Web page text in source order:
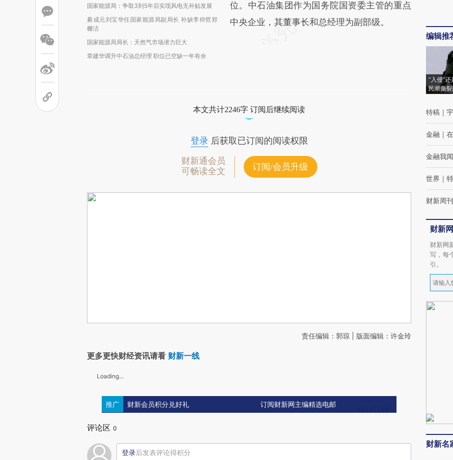
国家能源局：争取3到5年后实现风电无补贴发展
綦成元刘宝华任国家能源局副局长 补缺李仰哲郑
栅洁
国家能源局局长：天然气市场潜力巨大
章建华调升中石油总经理 职位已空缺一年有余
位。中石油集团作为国务院国资委主管的重点
中央企业，其董事长和总经理为副部级。
本文共计2246字 订阅后继续阅读
登录后获取已订阅的阅读权限
财新通会员
可畅读全文
订阅/会员升级
责任编辑：郭琼 | 版面编辑：许金玲
更多更快财经资讯请看 财新一线
Loading...
推广 财新会员积分兑好礼 订阅财新网主编精选电邮
评论区 0
登录后发表评论得积分
编辑推
“入侵”
民潮撕
特稿 ｜
金融 ｜
金融我闻
世界 ｜
财新周刊
财新
财新网
写，每
引。
财新名